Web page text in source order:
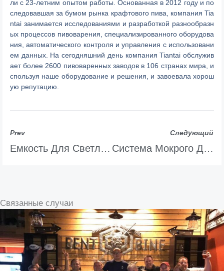
ли с 23-летним опытом работы. Основанная в 2012 году и по
следовавшая за бумом рынка крафтового пива, компания Tia
ntai занимается исследованиями и разработкой разнообразн
ых процессов пивоварения, специализированного оборудова
ния, автоматического контроля и управления с использовани
ем данных. На сегодняшний день компания Tiantai обслужив
ает более 2600 пивоваренных заводов в 106 странах мира, и
спользуя наше оборудование и решения, и завоевала хорош
ую репутацию.
Prev
Емкость Для Светлого Пива 40KL
Следующий
Система Мокрого Дробления Солода Tiantai 3000 Кг
Связанные случаи